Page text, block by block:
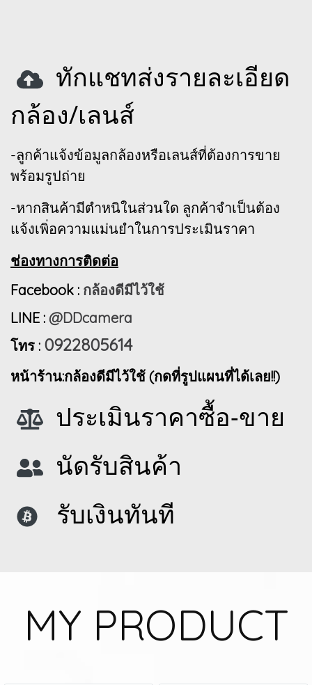
ทักแชทส่งรายละเอียด
กล้อง/เลนส์
-ลูกค้าแจ้งข้อมูลกล้องหรือเลนส์ที่ต้องการขาย
พร้อมรูปถ่าย
-หากสินค้ามีตำหนิในส่วนใด ลูกค้าจำเป็นต้อง
แจ้งเพิ่อความแม่นยำในการประเมินราคา
ช่องทางการติดต่อ
Facebook : กล้องดีมีไว้ใช้
LINE : @DDcamera
โทร : 0922805614
หน้าร้าน:กล้องดีมีไว้ใช้ (กดที่รูปแผนที่ได้เลย!!)
ประเมินราคาซื้อ-ขาย
นัดรับสินค้า
รับเงินทันที
MY PRODUCT